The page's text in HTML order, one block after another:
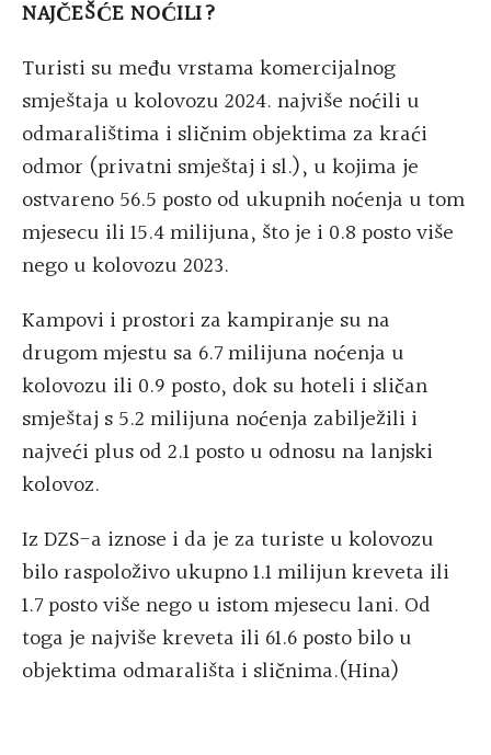
NAJČEŠĆE NOĆILI?
Turisti su među vrstama komercijalnog
smještaja u kolovozu 2024. najviše noćili u
odmaralištima i sličnim objektima za kraći
odmor (privatni smještaj i sl.), u kojima je
ostvareno 56.5 posto od ukupnih noćenja u tom
mjesecu ili 15.4 milijuna, što je i 0.8 posto više
nego u kolovozu 2023.
Kampovi i prostori za kampiranje su na
drugom mjestu sa 6.7 milijuna noćenja u
kolovozu ili 0.9 posto, dok su hoteli i sličan
smještaj s 5.2 milijuna noćenja zabilježili i
najveći plus od 2.1 posto u odnosu na lanjski
kolovoz.
Iz DZS-a iznose i da je za turiste u kolovozu
bilo raspoloživo ukupno 1.1 milijun kreveta ili
1.7 posto više nego u istom mjesecu lani. Od
toga je najviše kreveta ili 61.6 posto bilo u
objektima odmarališta i sličnima.(Hina)